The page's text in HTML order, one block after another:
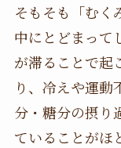
そもそも「むく
中にとどまって
が滞ることで起
り、冷えや運動
分・糖分の摂り
ていることがほ